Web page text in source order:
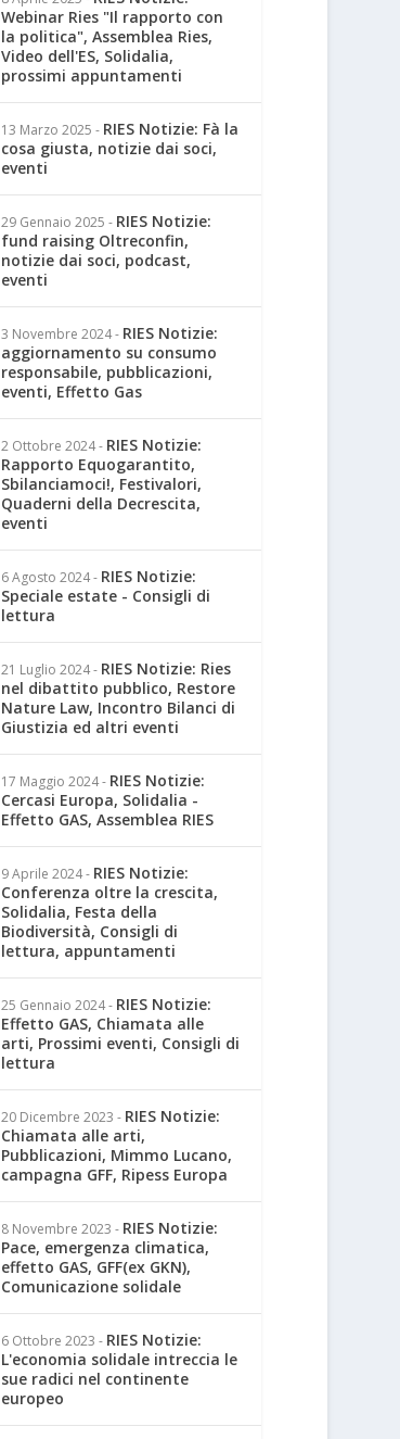
Webinar Ries "Il rapporto con
la politica", Assemblea Ries,
Video dell'ES, Solidalia,
prossimi appuntamenti
13 Marzo 2025 - RIES Notizie: Fà la
cosa giusta, notizie dai soci,
eventi
29 Gennaio 2025 - RIES Notizie:
fund raising Oltreconfin,
notizie dai soci, podcast,
eventi
3 Novembre 2024- RIES Notizie:
aggiornamento su consumo
responsabile, pubblicazioni,
eventi, Effetto Gas
2 Ottobre 2024- RIES Notizie:
Rapporto Equogarantito,
Sbilanciamoci!, Festivalori,
Quaderni della Decrescita,
eventi
6 Agosto 2024- RIES Notizie:
Speciale estate - Consigli di
lettura
21 Luglio 2024- RIES Notizie: Ries
nel dibattito pubblico, Restore
Nature Law, Incontro Bilanci di
Giustizia ed altri eventi
17 Maggio 2024- RIES Notizie:
Cercasi Europa, Solidalia -
Effetto GAS, Assemblea RIES
9 Aprile 2024- RIES Notizie:
Conferenza oltre la crescita,
Solidalia, Festa della
Biodiversità, Consigli di
lettura, appuntamenti
25 Gennaio 2024- RIES Notizie:
Effetto GAS, Chiamata alle
arti, Prossimi eventi, Consigli di
lettura
20 Dicembre 2023 - RIES Notizie:
Chiamata alle arti,
Pubblicazioni, Mimmo Lucano,
campagna GFF, Ripess Europa
8 Novembre 2023 - RIES Notizie:
Pace, emergenza climatica,
effetto GAS, GFF(ex GKN),
Comunicazione solidale
6 Ottobre 2023 - RIES Notizie:
L'economia solidale intreccia le
sue radici nel continente
europeo